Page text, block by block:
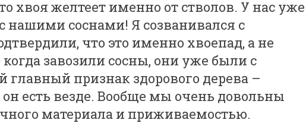
хвоя желтеет именно от стволов. У нас уже
нашими соснами! Я созванивался с
что это именно хвоепад, а не
завозили сосны, они уже были с
признак здорового дерева –
есть везде. Вообще мы очень довольны
материала и приживаемостью.